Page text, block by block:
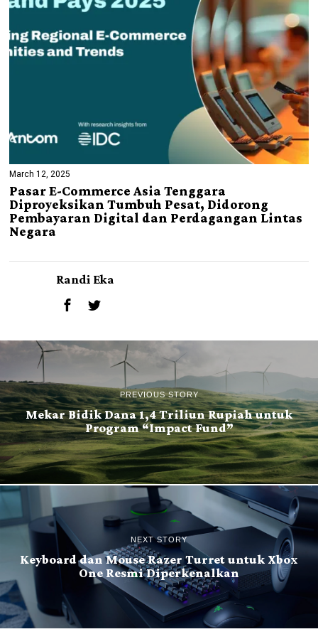
March 12, 2025
Pasar E-Commerce Asia Tenggara
Diproyeksikan Tumbuh Pesat, Didorong
Pembayaran Digital dan Perdagangan Lintas
Negara
Randi Eka
PREVIOUS STORY
Mekar Bidik Dana 1,4 Triliun Rupiah untuk
Program “Impact Fund”
NEXT STORY
Keyboard dan Mouse Razer Turret untuk Xbox
One Resmi Diperkenalkan